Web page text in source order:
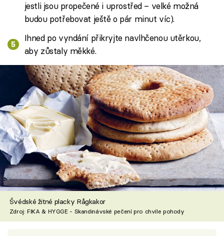
jestli jsou propečené i uprostřed – velké možná
budou potřebovat ještě o pár minut víc).
Ihned po vyndání přikryjte navlhčenou utěrkou,
aby zůstaly měkké.
Švédské žitné placky Rågkakor
Zdroj: FIKA & HYGGE - Skandinávské pečení pro chvíle pohody